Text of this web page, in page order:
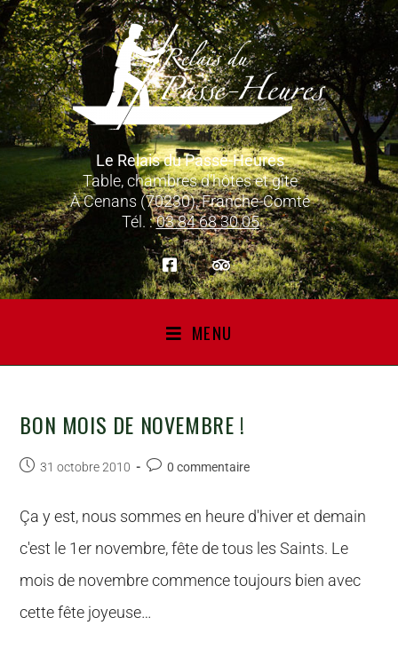
Le Relais du Passe-Heures
Table, chambres d’hôtes et gîte
À Cenans (70230), Franche-Comté
Tél. :03 84 68 30 05
MENU
BON MOIS DE NOVEMBRE !
31 octobre 2010 0 commentaire
Ça y est, nous sommes en heure d'hiver et demain
c'est le 1er novembre, fête de tous les Saints. Le
mois de novembre commence toujours bien avec
cette fête joyeuse…